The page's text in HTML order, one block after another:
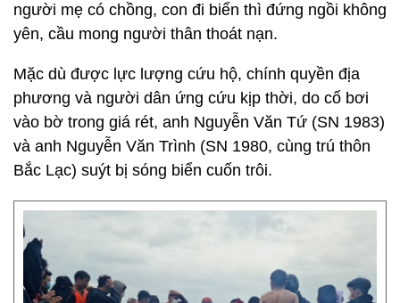
người mẹ có chồng, con đi biển thì đứng ngồi không
yên, cầu mong người thân thoát nạn.
Mặc dù được lực lượng cứu hộ, chính quyền địa
phương và người dân ứng cứu kịp thời, do cố bơi
vào bờ trong giá rét, anh Nguyễn Văn Tứ (SN 1983)
và anh Nguyễn Văn Trình (SN 1980, cùng trú thôn
Bắc Lạc) suýt bị sóng biển cuốn trôi.